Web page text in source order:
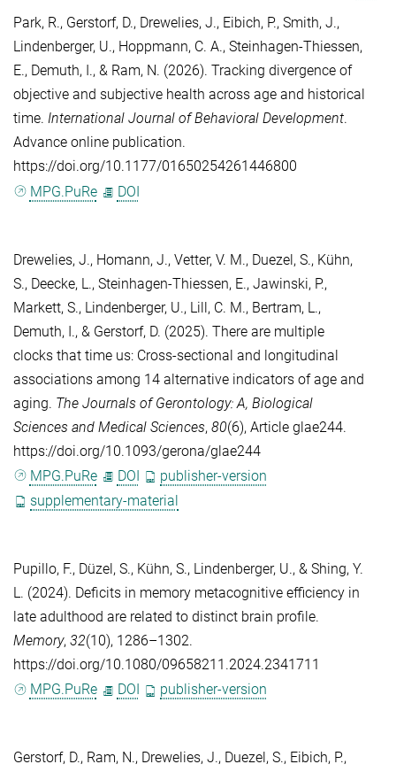
Park, R., Gerstorf, D., Drewelies, J., Eibich, P., Smith, J.,
Lindenberger, U., Hoppmann, C. A., Steinhagen-Thiessen,
E., Demuth, I., & Ram, N. (2026). Tracking divergence of
objective and subjective health across age and historical
time. International Journal of Behavioral Development.
Advance online publication.
https://doi.org/10.1177/01650254261446800
MPG.PuRe
DOI
Drewelies, J., Homann, J., Vetter, V. M., Duezel, S., Kühn,
S., Deecke, L., Steinhagen-Thiessen, E., Jawinski, P.,
Markett, S., Lindenberger, U., Lill, C. M., Bertram, L.,
Demuth, I., & Gerstorf, D. (2025). There are multiple
clocks that time us: Cross-sectional and longitudinal
associations among 14 alternative indicators of age and
aging. The Journals of Gerontology: A, Biological
Sciences and Medical Sciences, 80(6), Article glae244.
https://doi.org/10.1093/gerona/glae244
MPG.PuRe
DOI
publisher-version
supplementary-material
Pupillo, F., Düzel, S., Kühn, S., Lindenberger, U., & Shing, Y.
L. (2024). Deficits in memory metacognitive efficiency in
late adulthood are related to distinct brain profile.
Memory, 32(10), 1286–1302.
https://doi.org/10.1080/09658211.2024.2341711
MPG.PuRe
DOI publisher-version
Gerstorf, D., Ram, N., Drewelies, J., Duezel, S., Eibich, P.,